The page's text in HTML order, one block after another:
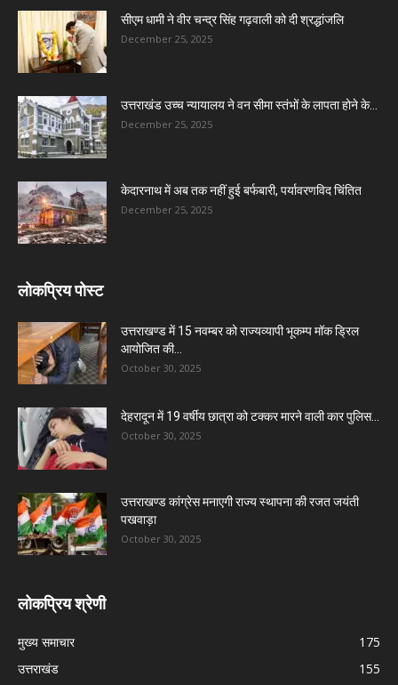
सीएम धामी ने वीर चन्द्र सिंह गढ़वाली को दी श्रद्धांजलि
December 25, 2025
उत्तराखंड उच्च न्यायालय ने वन सीमा स्तंभों के लापता होने के...
December 25, 2025
केदारनाथ में अब तक नहीं हुई बर्फबारी, पर्यावरणविद चिंतित
December 25, 2025
लोकप्रिय पोस्ट
उत्तराखण्ड में 15 नवम्बर को राज्यव्यापी भूकम्प मॉक ड्रिल
आयोजित की...
October 30, 2025
देहरादून में 19 वर्षीय छात्रा को टक्कर मारने वाली कार पुलिस...
October 30, 2025
उत्तराखण्ड कांग्रेस मनाएगी राज्य स्थापना की रजत जयंती
पखवाड़ा
October 30, 2025
लोकप्रिय श्रेणी
मुख्य समाचार
175
उत्तराखंड
155